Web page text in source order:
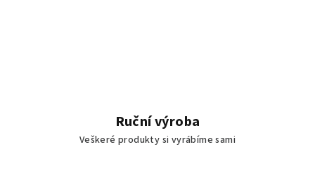
Ruční výroba
Veškeré produkty si vyrábíme sami